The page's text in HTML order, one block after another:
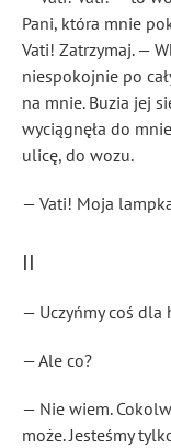
Pani, która mnie
Vati! Zatrzymaj. —
niespokojnie po
na mnie. Buzia jej
wyciągnęła do
ulicę, do wozu.
— Vati! Moja
II
— Uczyńmy coś dla
— Ale co?
— Nie wiem.
może. Jesteśmy